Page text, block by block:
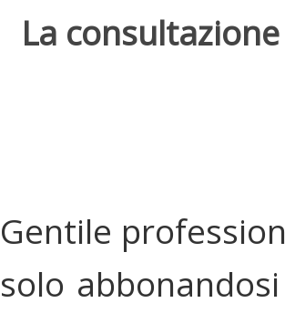
La
Gentile
solo